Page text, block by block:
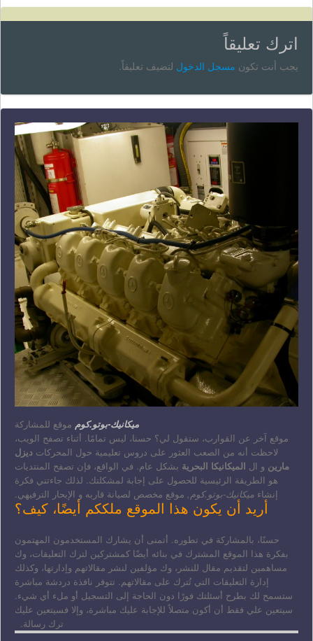
اترك تعليقاً
يجب أنت تكون مسجل الدخول لتضيف تعليقاً.
ميكانيك-بوتو.كوم موقع للمشاركة
موقع آخر عن القوارب، ستقول لي؟ حسنا، ليس تمامًا. أثناء تصفح الويب،
لاحظت أنه من الصعب العثور على دروس تعليمية حول المحركات ديزل
مارين و ال الميكانيكا البحرية بشكل عام. في الواقع، فإن تصفح المنتديات
هو الطريقة الرئيسية للحصول على إجابة لمشكلتك. لذلك جاءتني فكرة
إنشاء ميكانيك-بوتو.كوم, موقع مخصص لصيانة قاربه و الإبحار الترفيهي.
أريد أن يكون هذا الموقع ملككم أيضًا، كيف؟
حسنًا، بالمشاركة في تطوره. أتمنى أن يشارك المستخدمون المهتمون
بفكرة هذا الموقع المشترك في بنائه أيضًا كمشتركين لترك التعليقات، وك
مساهمين لتقديم مقال للنشر، وك مؤلفين لنشر مقالاتهم وإدارتها، وكذلك
إدارة التعليقات التي تُترك على مقالاتهم. تتوفر نافذة دردشة مباشرة
ستسمح لك بطرح أسئلتك فورًا دون الحاجة إلى التسجيل أو ملء أي شيء.
سيتعين علي فقط أن أكون متصلاً للإجابة عليك مباشرة، وإلا فسيتعين عليك
ترك رسالة.